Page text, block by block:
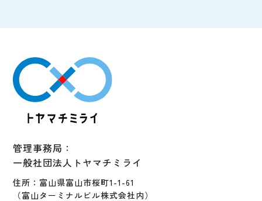
管理事務局：
一般社団法人トヤマチミライ
住所：富山県富山市桜町1-1-61
（富山ターミナルビル株式会社内）